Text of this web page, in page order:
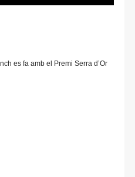
es fa amb el Premi Serra d’Or